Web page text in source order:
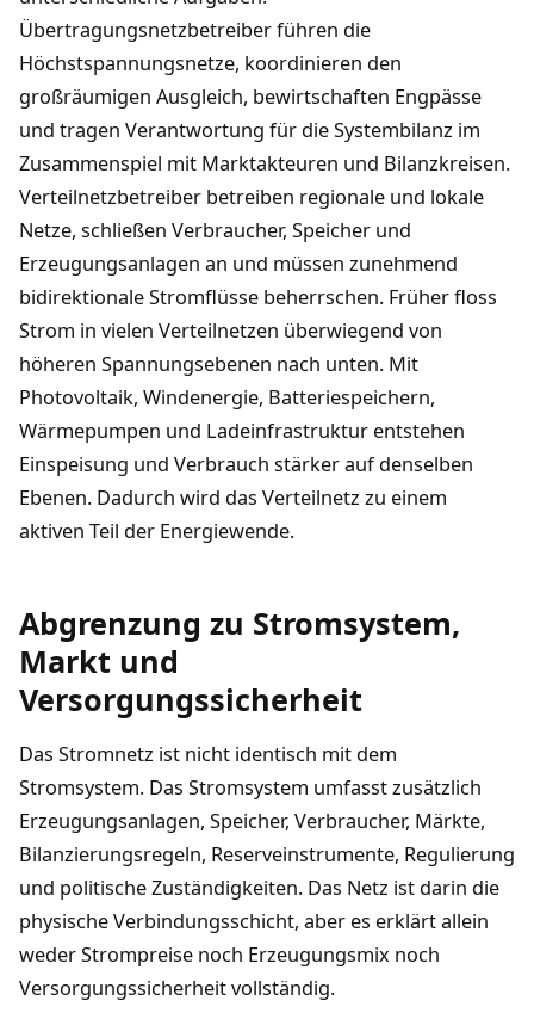
Übertragungsnetzbetreiber führen die
Höchstspannungsnetze, koordinieren den
großräumigen Ausgleich, bewirtschaften Engpässe
und tragen Verantwortung für die Systembilanz im
Zusammenspiel mit Marktakteuren und Bilanzkreisen.
Verteilnetzbetreiber betreiben regionale und lokale
Netze, schließen Verbraucher, Speicher und
Erzeugungsanlagen an und müssen zunehmend
bidirektionale Stromflüsse beherrschen. Früher floss
Strom in vielen Verteilnetzen überwiegend von
höheren Spannungsebenen nach unten. Mit
Photovoltaik, Windenergie, Batteriespeichern,
Wärmepumpen und Ladeinfrastruktur entstehen
Einspeisung und Verbrauch stärker auf denselben
Ebenen. Dadurch wird das Verteilnetz zu einem
aktiven Teil der Energiewende.
Abgrenzung zu Stromsystem,
Markt und
Versorgungssicherheit
Das Stromnetz ist nicht identisch mit dem
Stromsystem. Das Stromsystem umfasst zusätzlich
Erzeugungsanlagen, Speicher, Verbraucher, Märkte,
Bilanzierungsregeln, Reserveinstrumente, Regulierung
und politische Zuständigkeiten. Das Netz ist darin die
physische Verbindungsschicht, aber es erklärt allein
weder Strompreise noch Erzeugungsmix noch
Versorgungssicherheit vollständig.